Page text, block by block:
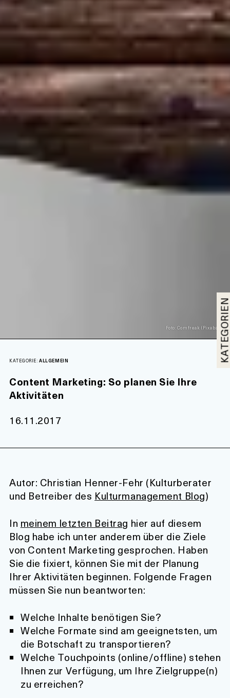
Foto: Comfreak (Pixabay)
KATEGORIE:ALLGEMEIN
Content Marketing: So planen Sie Ihre
Aktivitäten
16.11.2017
Autor: Christian Henner-Fehr (Kulturberater
und Betreiber des Kulturmanagement Blog)
In meinem letzten Beitrag hier auf diesem
Blog habe ich unter anderem über die Ziele
von Content Marketing gesprochen. Haben
Sie die fixiert, können Sie mit der Planung
Ihrer Aktivitäten beginnen. Folgende Fragen
müssen Sie nun beantworten:
Welche Inhalte benötigen Sie?
Welche Formate sind am geeignetsten, um
die Botschaft zu transportieren?
Welche Touchpoints (online/offline) stehen
Ihnen zur Verfügung, um Ihre Zielgruppe(n)
zu erreichen?